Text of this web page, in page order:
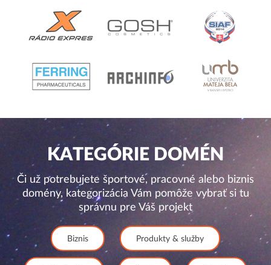
KATEGÓRIE DOMÉN
Či už potrebujete športové, pracovné alebo biznis
domény, kategorizácia Vám pomôže vybrať si tu
správnu pre Váš projekt
Biznis Produkty & služby